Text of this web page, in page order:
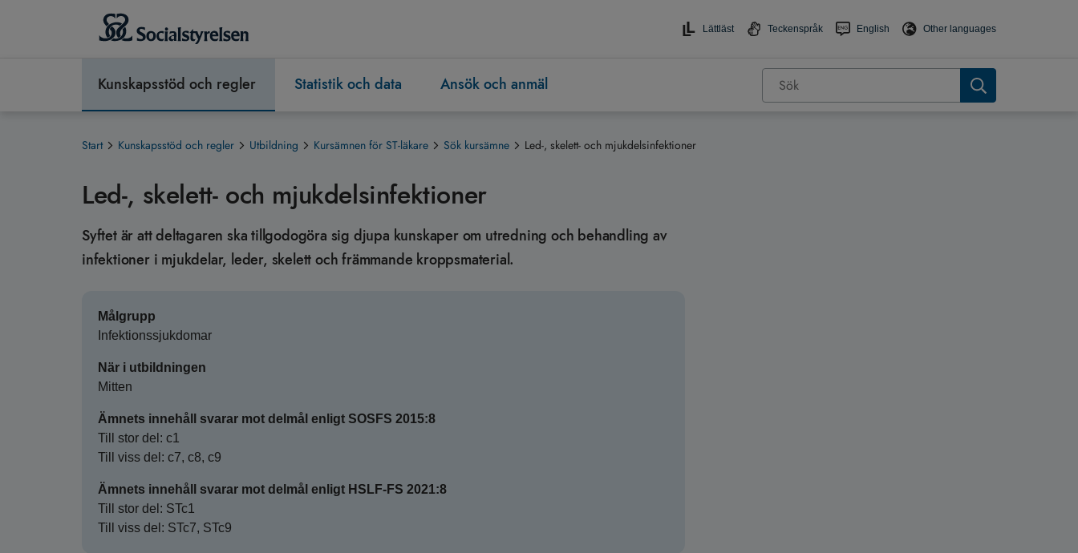
Lättläst Teckenspråk English Other languages
Kunskapsstöd och regler Statistik och data Ansök och anmäl
Start Kunskapsstöd och regler Utbildning Kursämnen för ST-läkare Sök kursämne Led-, skelett- och mjukdelsinfektioner
Led-, skelett- och mjukdelsinfektioner
Syftet är att deltagaren ska tillgodogöra sig djupa kunskaper om utredning och behandling av
infektioner i mjukdelar, leder, skelett och främmande kroppsmaterial.
Målgrupp
Infektionssjukdomar
När i utbildningen
Mitten
Ämnets innehåll svarar mot delmål enligt SOSFS 2015:8
Till stor del: c1
Till viss del: c7, c8, c9
Ämnets innehåll svarar mot delmål enligt HSLF-FS 2021:8
Till stor del: STc1
Till viss del: STc7, STc9